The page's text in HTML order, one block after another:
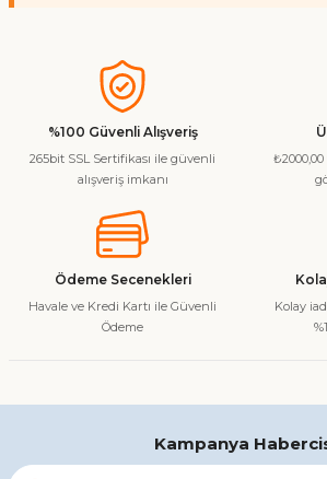
%100 Güvenli Alışveriş
265bit SSL Sertifikası ile güvenli
alışveriş imkanı
Ödeme Secenekleri
Havale ve Kredi Kartı ile Güvenli
Ödeme
Kolay
Kampanya